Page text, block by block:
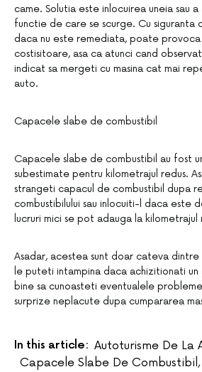
came. Solutia este inlocuirea uneia sau
functie de care se scurge. Cu siguranta
daca nu este remediata, poate provoca
costisitoare, asa ca atunci cand
indicat sa mergeti cu masina cat mai
auto.
Capacele slabe de combustibil
Capacele slabe de combustibil au fost
subestimate pentru kilometrajul redus.
strangeti capacul de combustibil dupa
combustibilului sau inlocuiti-l daca este
lucruri mici se pot adauga la kilometrajul
Asadar, acestea sunt doar cateva
le puteti intampina daca achizitionati un
bine sa cunoasteti eventualele
surprize neplacute dupa cumpararea
In this article: Autoturisme De La
Capacele Slabe De Combustibil,